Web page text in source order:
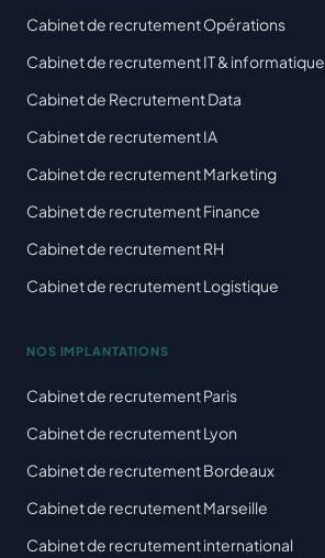
Cabinet de recrutement Opérations
Cabinet de recrutement IT & informatique
Cabinet de Recrutement Data
Cabinet de recrutement IA
Cabinet de recrutement Marketing
Cabinet de recrutement Finance
Cabinet de recrutement RH
Cabinet de recrutement Logistique
NOS IMPLANTATIONS
Cabinet de recrutement Paris
Cabinet de recrutement Lyon
Cabinet de recrutement Bordeaux
Cabinet de recrutement Marseille
Cabinet de recrutement international